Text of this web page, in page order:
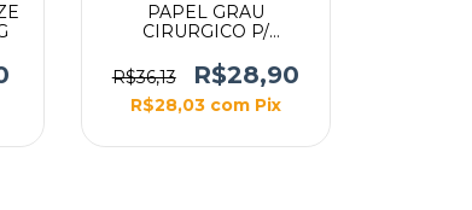
PAPEL GRAU
CIRURGICO P/
FLEXPELL 5CM X 100M
R$36,13 R$28,90
R$28,03 com Pix